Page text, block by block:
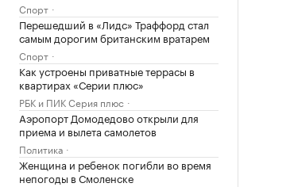
Спорт
Перешедший в «Лидс» Траффорд стал
самым дорогим британским вратарем
Спорт
Как устроены приватные террасы в
квартирах «Серии плюс»
РБК и ПИК Серия плюс
Аэропорт Домодедово открыли для
приема и вылета самолетов
Политика
Женщина и ребенок погибли во время
непогоды в Смоленске